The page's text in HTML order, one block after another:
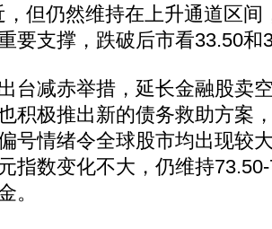
但仍然维持在上升通道区间
要支撑，跌破后市看33.50和
减赤举措，延长金融股卖
积极推出新的债务救助方案
号情绪令全球股市均出现较
指数变化不大，仍维持
。